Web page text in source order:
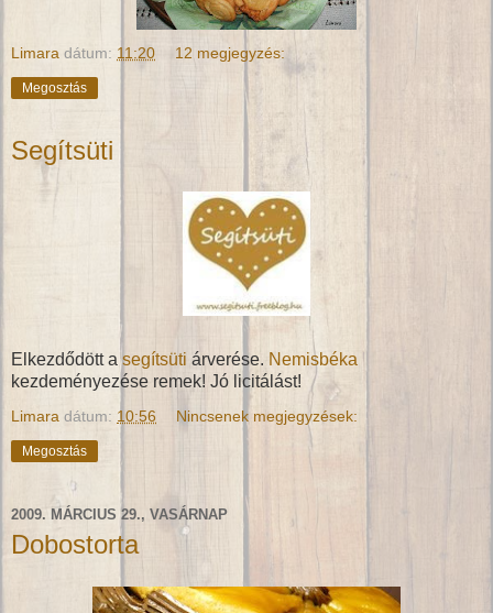
Limara dátum: 11:20 12 megjegyzés:
Megosztás
Segítsüti
Elkezdődött asegítsüti árverése. Nemisbéka
kezdeményezése remek! Jó licitálást!
Limara dátum: 10:56 Nincsenek megjegyzések:
Megosztás
2009. MÁRCIUS 29., VASÁRNAP
Dobostorta